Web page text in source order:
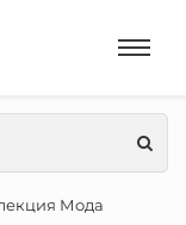
Мода